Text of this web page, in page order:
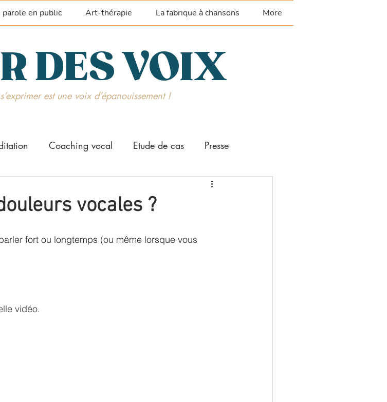
parole en public Art-thérapie La fabrique à chansons More
DES VOIX
est une voix d’épanouissement !
Coaching vocal Etude de cas Presse
de parole
vocales ?
fort ou longtemps (ou même lorsque vous
vidéo.